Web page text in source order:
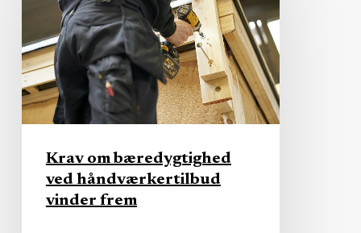
bæredygtighed
håndværkertilbud
vinder
frem
Krav om bæredygtighed
ved håndværkertilbud
vinder frem